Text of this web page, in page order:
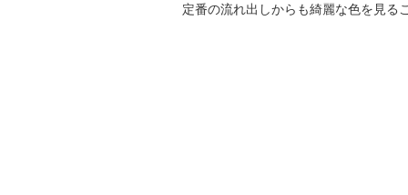
定番の流れ出しからも綺麗な色を見る